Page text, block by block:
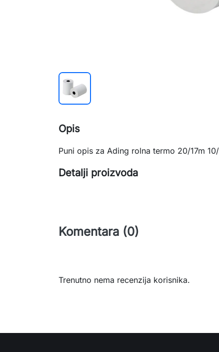
Opis
Puni opis za Ading rolna termo 20/17m 10/
Detalji proizvoda
Komentara (0)
Trenutno nema recenzija korisnika.